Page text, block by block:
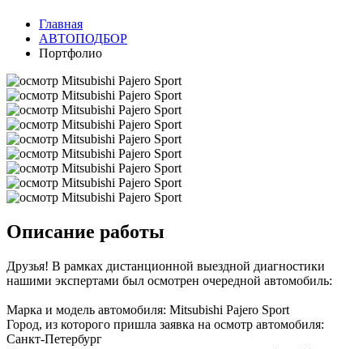
Главная
АВТОПОДБОР
Портфолио
Описание работы
Друзья! В рамках дистанционной выездной диагностики
нашими экспертами был осмотрен очередной автомобиль:
Марка и модель автомобиля: Mitsubishi Pajero Sport
Город, из которого пришла заявка на осмотр автомобиля:
Санкт-Петербург